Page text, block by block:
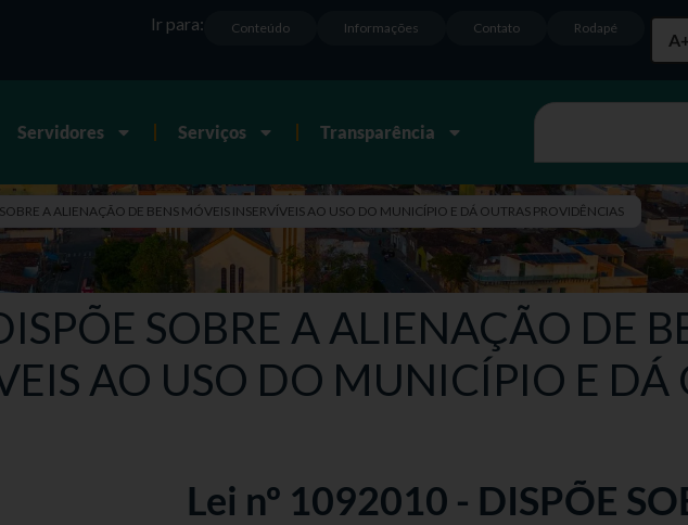
A+
Rodapé
Contato
Informações
Conteúdo
Ir para:
Servidores Serviços Transparência
A ALIENAÇÃO DE BENS MÓVEIS INSERVÍVEIS AO USO DO MUNICÍPIO E DÁ OUTRAS PROVIDÊNCIAS
SOBRE A ALIENAÇÃO DE
AO USO DO MUNICÍPIO E DÁ
Lei nº 1092010 - DISPÕE